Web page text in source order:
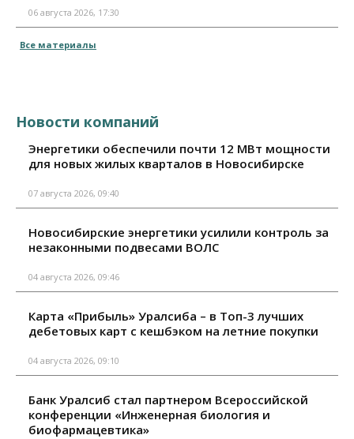
06 августа 2026, 17:30
Все материалы
Новости компаний
Энергетики обеспечили почти 12 МВт мощности
для новых жилых кварталов в Новосибирске
07 августа 2026, 09:40
Новосибирские энергетики усилили контроль за
незаконными подвесами ВОЛС
04 августа 2026, 09:46
Карта «Прибыль» Уралсиба – в Топ-3 лучших
дебетовых карт с кешбэком на летние покупки
04 августа 2026, 09:10
Банк Уралсиб стал партнером Всероссийской
конференции «Инженерная биология и
биофармацевтика»